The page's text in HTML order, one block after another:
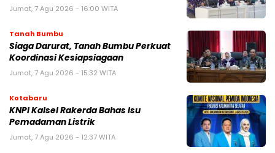
Jumat, 7 Agu 2026 - 16:00 WITA
Tanah Bumbu
Siaga Darurat, Tanah Bumbu Perkuat
Koordinasi Kesiapsiagaan
Jumat, 7 Agu 2026 - 15:32 WITA
Kotabaru
KNPI Kalsel Rakerda Bahas Isu
Pemadaman Listrik
Jumat, 7 Agu 2026 - 12:37 WITA